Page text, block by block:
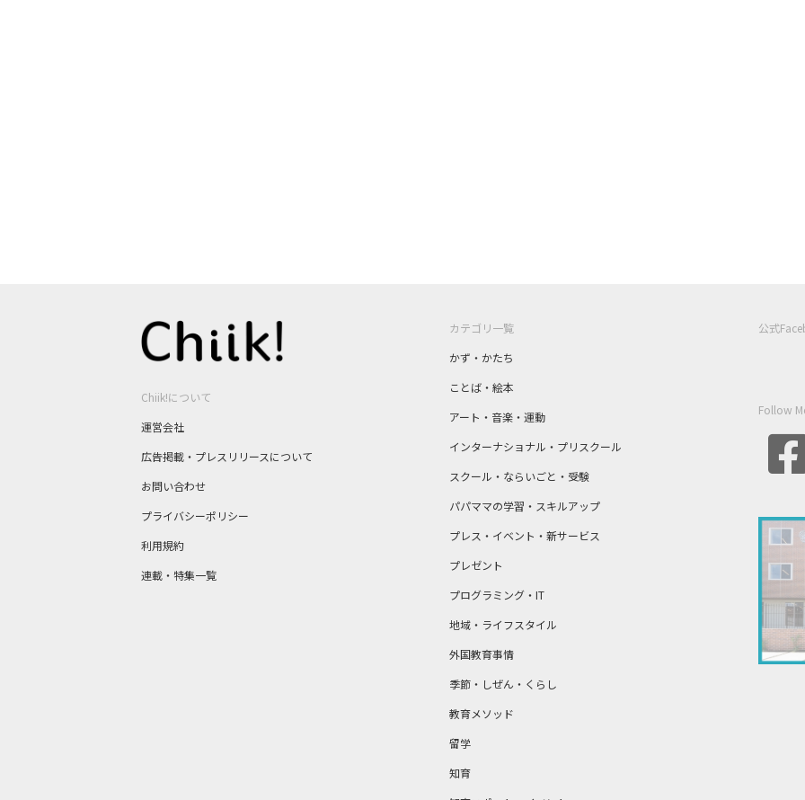
Chiik!について
運営会社
広告掲載・プレスリリースについて
お問い合わせ
プライバシーポリシー
利用規約
連載・特集一覧
カテゴリ一覧
かず・かたち
ことば・絵本
アート・音楽・運動
インターナショナル・プリスクール
スクール・ならいごと・受験
パパママの学習・スキルアップ
プレス・イベント・新サービス
プレゼント
プログラミング・IT
地域・ライフスタイル
外国教育事情
季節・しぜん・くらし
教育メソッド
留学
知育
公式
Follow